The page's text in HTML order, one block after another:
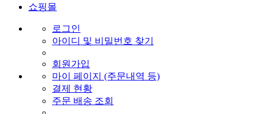
쇼핑몰
로그인
아이디 및 비밀번호 찾기
회원가입
마이 페이지 (주문내역 등)
결제 현황
주문 배송 조회